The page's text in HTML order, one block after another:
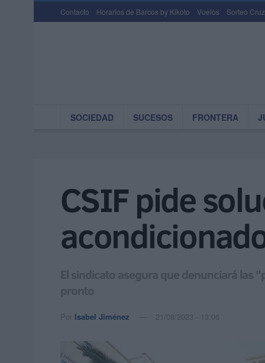
Contacto Horarios de Barcos by Kikoto Vuelos Sorteo
SOCIEDAD SUCESOS FRONTERA
CSIF pide
El sindicato asegura que denunciará las
pronto
Por Isabel Jiménez 21/08/2023 - 13:06